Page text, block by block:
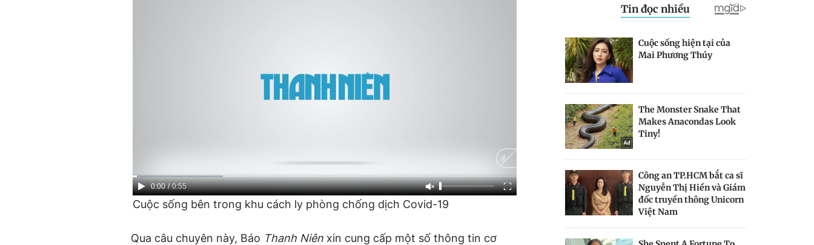
Current
Time
0:00 / Duration
0:55
Cuộc sống bên trong khu cách ly phòng chống dịch Covid-19
Qua câu chuyên này, Báo Thanh Niên xin cung cấp một số thông tin cơ